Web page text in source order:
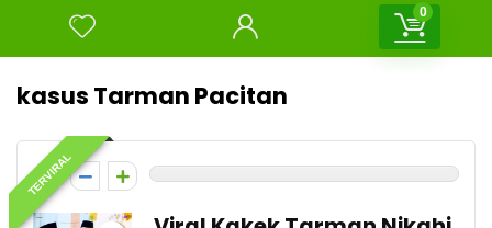
0
kasus Tarman Pacitan
TERVIRAL
0